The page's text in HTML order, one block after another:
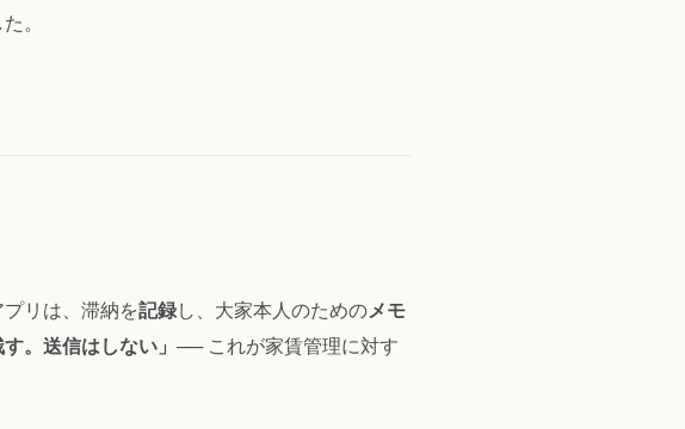
。
リは、滞納を記録し、大家本人のためのメモ
す。送信はしない」 ── これが家賃管理に対す